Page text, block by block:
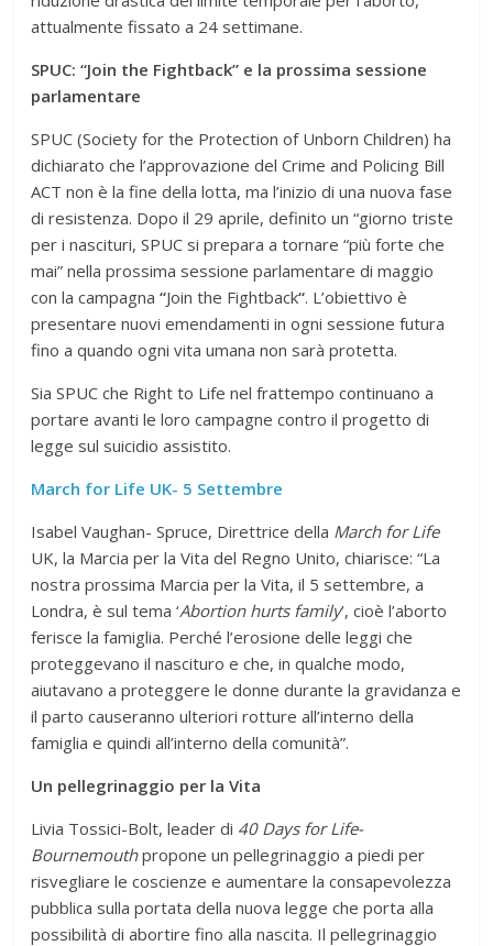
attualmente fissato a 24 settimane.
SPUC: “Join the Fightback” e la prossima sessione
parlamentare
SPUC (Society for the Protection of Unborn Children) ha
dichiarato che l’approvazione del Crime and Policing Bill
ACT non è la fine della lotta, ma l’inizio di una nuova fase
di resistenza. Dopo il 29 aprile, definito un “giorno triste
per i nascituri, SPUC si prepara a tornare “più forte che
mai” nella prossima sessione parlamentare di maggio
con la campagna“Join the Fightback“. L’obiettivo è
presentare nuovi emendamenti in ogni sessione futura
fino a quando ogni vita umana non sarà protetta.
Sia SPUC che Right to Life nel frattempo continuano a
portare avanti le loro campagne contro il progetto di
legge sul suicidio assistito.
March for Life UK- 5 Settembre
Isabel Vaughan- Spruce, Direttrice della March for Life
UK, la Marcia per la Vita del Regno Unito, chiarisce: “La
nostra prossima Marcia per la Vita, il 5 settembre, a
Londra, è sul tema ‘Abortion hurts family’, cioè l’aborto
ferisce la famiglia. Perché l’erosione delle leggi che
proteggevano il nascituro e che, in qualche modo,
aiutavano a proteggere le donne durante la gravidanza e
il parto causeranno ulteriori rotture all’interno della
famiglia e quindi all’interno della comunità”.
Un pellegrinaggio per la Vita
Livia Tossici-Bolt, leader di 40 Days for Life-
Bournemouthpropone un pellegrinaggio a piedi per
risvegliare le coscienze e aumentare la consapevolezza
pubblica sulla portata della nuova legge che porta alla
possibilità di abortire fino alla nascita. Il pellegrinaggio